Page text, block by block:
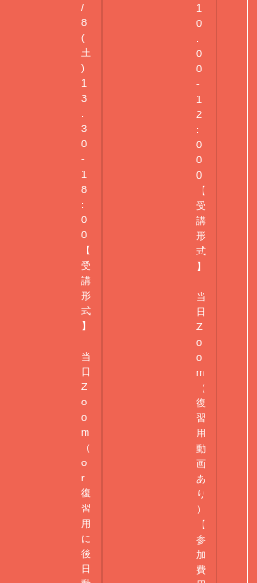
/
8
(
土
)
1
3
:
3
0
-
1
8
:
0
0
【
受
講
形
式
】
当
日
Z
o
o
m
（
o
r
復
習
用
に
後
日
1
0
:
0
0
-
1
2
:
0
0
0
【
受
講
形
式
】
当
日
Z
o
o
m
（
復
習
用
動
画
あ
り
）
【
参
加
費